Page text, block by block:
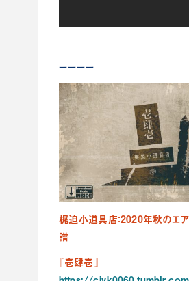
ーーーー
梶迫小道具店：2020年秋のエ
譜
『壱肆壱』